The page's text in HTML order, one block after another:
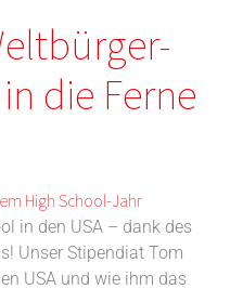
die Ferne
High School-Jahr
in den USA – dank des
Unser Stipendiat Tom
USA und wie ihm das